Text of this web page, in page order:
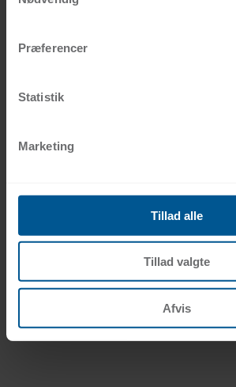
Præferencer
Statistik
Marketing
Tillad alle
Tillad valgte
Afvis
Vores historie
Organisation